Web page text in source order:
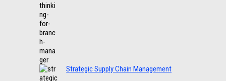
Strategic Supply Chain Management